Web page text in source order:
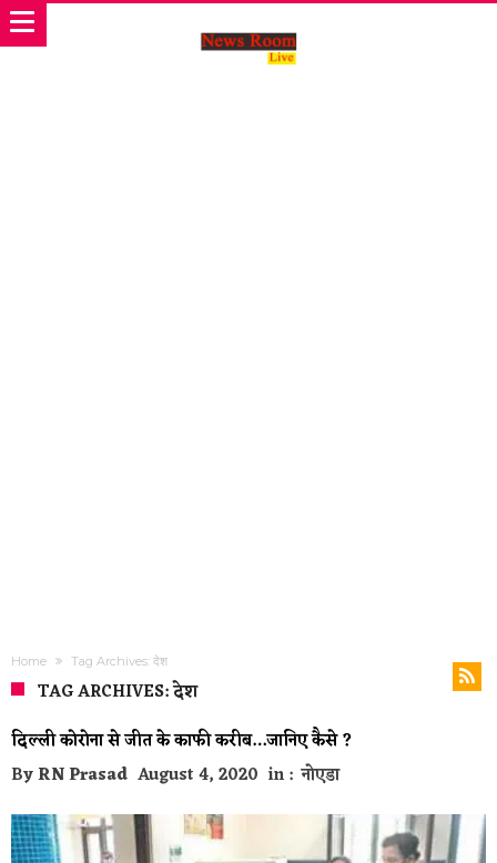
Home Tag Archives: देश
TAG ARCHIVES: देश
दिल्ली कोरोना से जीत के काफी करीब…जानिए कैसे ?
ByRN Prasad August 4, 2020 in :नोएडा